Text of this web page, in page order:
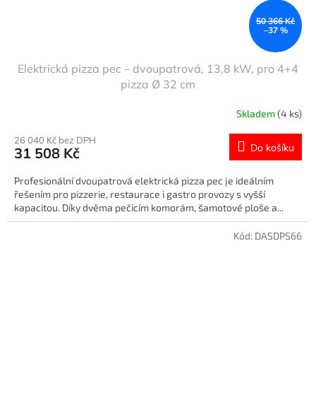
50 366 Kč
–37 %
Elektrická pizza pec – dvoupatrová, 13,8 kW, pro 4+4
pizza Ø 32 cm
Skladem(4 ks)
26 040 Kč bez DPH
31 508 Kč Do košíku
Profesionální dvoupatrová elektrická pizza pec je ideálním
řešením pro pizzerie, restaurace i gastro provozy s vyšší
kapacitou. Díky dvěma pečicím komorám, šamotové ploše a...
Kód: DASDPS66